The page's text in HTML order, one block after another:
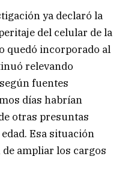
ya declaró la
del celular de la
quedó incorporado al
relevando
fuentes
días habrían
otras presuntas
Esa situación
ampliar los cargos